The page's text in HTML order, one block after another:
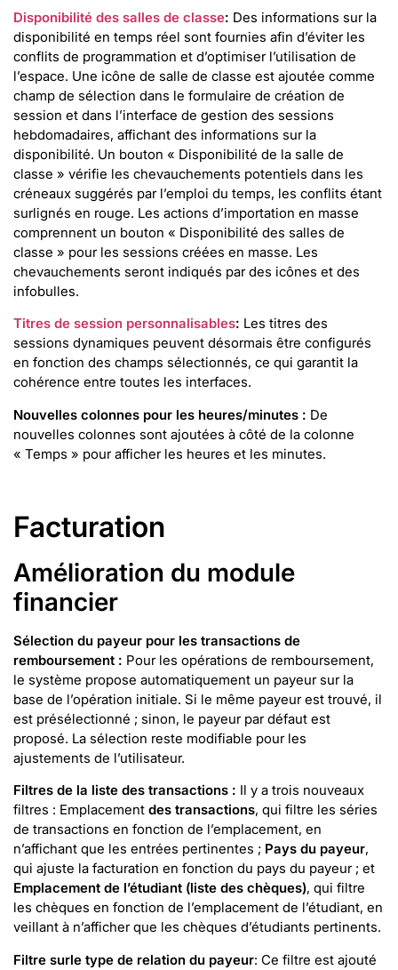
Disponibilité des salles de classe: Des informations sur la
disponibilité en temps réel sont fournies afin d’éviter les
conflits de programmation et d’optimiser l’utilisation de
l’espace. Une icône de salle de classe est ajoutée comme
champ de sélection dans le formulaire de création de
session et dans l’interface de gestion des sessions
hebdomadaires, affichant des informations sur la
disponibilité. Un bouton « Disponibilité de la salle de
classe » vérifie les chevauchements potentiels dans les
créneaux suggérés par l’emploi du temps, les conflits étant
surlignés en rouge. Les actions d’importation en masse
comprennent un bouton « Disponibilité des salles de
classe » pour les sessions créées en masse. Les
chevauchements seront indiqués par des icônes et des
infobulles.
Titres de session personnalisables: Les titres des
sessions dynamiques peuvent désormais être configurés
en fonction des champs sélectionnés, ce qui garantit la
cohérence entre toutes les interfaces.
Nouvelles colonnes pour les heures/minutes : De
nouvelles colonnes sont ajoutées à côté de la colonne
« Temps » pour afficher les heures et les minutes.
Facturation
Amélioration du module
financier
Sélection du payeur pour les transactions de
remboursement : Pour les opérations de remboursement,
le système propose automatiquement un payeur sur la
base de l’opération initiale. Si le même payeur est trouvé, il
est présélectionné ; sinon, le payeur par défaut est
proposé. La sélection reste modifiable pour les
ajustements de l’utilisateur.
Filtres de la liste des transactions : Il y a trois nouveaux
filtres : Emplacement des transactions, qui filtre les séries
de transactions en fonction de l’emplacement, en
n’affichant que les entrées pertinentes ; Pays du payeur,
qui ajuste la facturation en fonction du pays du payeur ; et
Emplacement de l’étudiant (liste des chèques), qui filtre
les chèques en fonction de l’emplacement de l’étudiant, en
veillant à n’afficher que les chèques d’étudiants pertinents.
Filtre surle type de relation du payeur: Ce filtre est ajouté